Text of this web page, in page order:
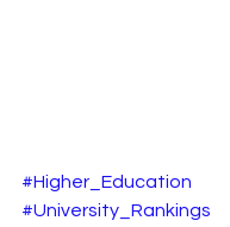
#Higher_Education
#University_Rankings